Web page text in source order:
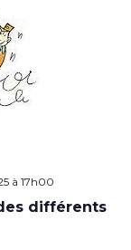
à 17h00
différents